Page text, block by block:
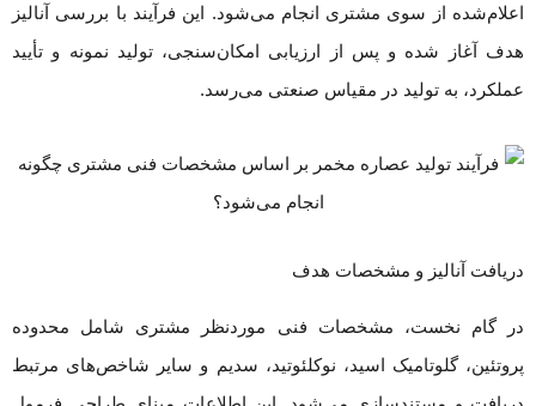
اعلام‌شده از سوی مشتری انجام می‌شود. این فرآیند با بررسی آنالیز
هدف آغاز شده و پس از ارزیابی امکان‌سنجی، تولید نمونه و تأیید
عملکرد، به تولید در مقیاس صنعتی می‌رسد.
دریافت آنالیز و مشخصات هدف
در گام نخست، مشخصات فنی موردنظر مشتری شامل محدوده
پروتئین، گلوتامیک اسید، نوکلئوتید، سدیم و سایر شاخص‌های مرتبط